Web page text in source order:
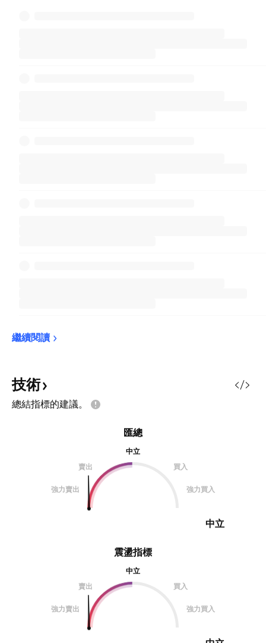
繼續閱讀
技術
總結指標的建議。
震盪指標
中立
賣出
買入
強力賣出 強力買入
匯總
中立
賣出
買入
強力賣出 強力買入
中立